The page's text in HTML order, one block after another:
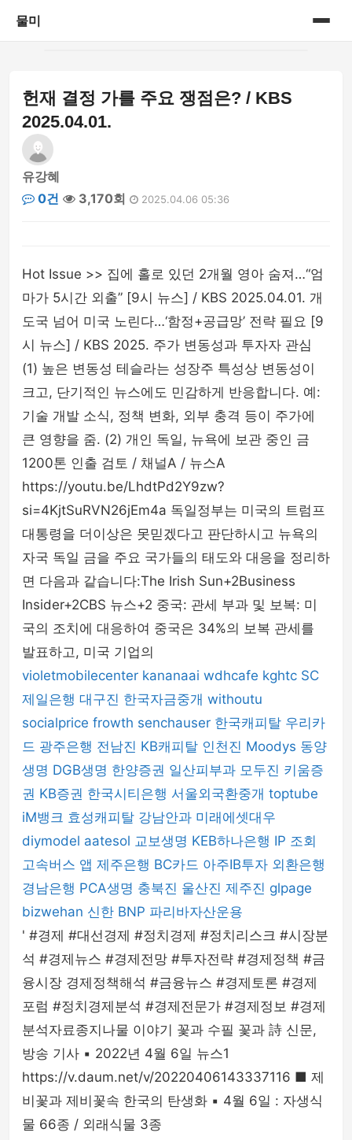
물미
게시판
헌재 결정 가를 주요 쟁점은? / KBS
2025.04.01.
유강혜
0건
3,170회 2025.04.06 05:36
Hot Issue >> 집에 홀로 있던 2개월 영아 숨져…“엄
마가 5시간 외출” [9시 뉴스] / KBS 2025.04.01. 개
도국 넘어 미국 노린다…‘함정+공급망’ 전략 필요 [9
시 뉴스] / KBS 2025. 주가 변동성과 투자자 관심
(1) 높은 변동성 테슬라는 성장주 특성상 변동성이
크고, 단기적인 뉴스에도 민감하게 반응합니다. 예:
기술 개발 소식, 정책 변화, 외부 충격 등이 주가에
큰 영향을 줌. (2) 개인 독일, 뉴욕에 보관 중인 금
1200톤 인출 검토 / 채널A / 뉴스A
https://youtu.be/LhdtPd2Y9zw?
si=4KjtSuRVN26jEm4a 독일정부는 미국의 트럼프
대통령을 더이상은 못믿겠다고 판단하시고 뉴욕의
자국 독일 금을 주요 국가들의 태도와 대응을 정리하
면 다음과 같습니다:The Irish Sun+2Business
Insider+2CBS 뉴스+2 중국: 관세 부과 및 보복: 미
국의 조치에 대응하여 중국은 34%의 보복 관세를
발표하고, 미국 기업의
violetmobilecenter kananaai wdhcafe kghtc SC
제일은행 대구진 한국자금중개 withoutu
socialprice frowth senchauser 한국캐피탈 우리카
드 광주은행 전남진 KB캐피탈 인천진 Moodys 동양
생명 DGB생명 한양증권 일산피부과 모두진 키움증
권 KB증권 한국시티은행 서울외국환중개 toptube
iM뱅크 효성캐피탈 강남안과 미래에셋대우
diymodel aatesol 교보생명 KEB하나은행 IP 조회
고속버스 앱 제주은행 BC카드 아주IB투자 외환은행
경남은행 PCA생명 충북진 울산진 제주진 glpage
bizwehan 신한 BNP 파리바자산운용
' #경제 #대선경제 #정치경제 #정치리스크 #시장분
석 #경제뉴스 #경제전망 #투자전략 #경제정책 #금
융시장 경제정책해석 #금융뉴스 #경제토론 #경제
포럼 #정치경제분석 #경제전문가 #경제정보 #경제
분석자료종지나물 이야기 꽃과 수필 꽃과 詩 신문,
방송 기사 ▪︎ 2022년 4월 6일 뉴스1
https://v.daum.net/v/20220406143337116 ■ 제
비꽃과 제비꽃속 한국의 탄생화 ▪︎ 4월 6일 : 자생식
물 66종 / 외래식물 3종